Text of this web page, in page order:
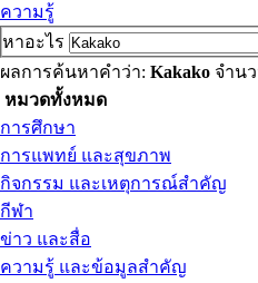
ความรู้
หาอะไร
ผลการค้นหาคำว่า: Kakako จำน
หมวดทั้งหมด
การศึกษา
การแพทย์ และสุขภาพ
กิจกรรม และเหตุการณ์สำคัญ
กีฬา
ข่าว และสื่อ
ความรู้ และข้อมูลสำคัญ